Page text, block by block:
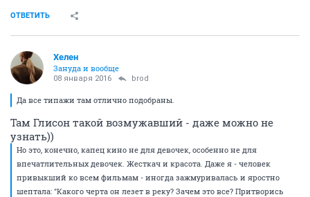
ОТВЕТИТЬ
Хелен
Зануда и вообще
08 января 2016 brod
Да все типажи там отлично подобраны.
Там Глисон такой возмужавший - даже можно не
узнать))
Но это, конечно, капец кино не для девочек, особенно не для
впечатлительных девочек. Жесткач и красота. Даже я - человек
привыкший ко всем фильмам - иногда зажмуривалась и яростно
шептала: "Какого черта он лезет в реку? Зачем это все? Притворись